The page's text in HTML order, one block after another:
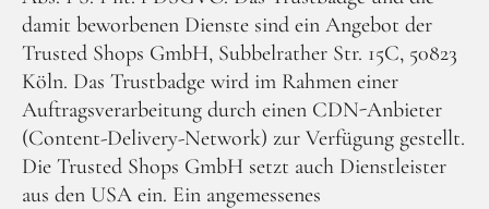
damit beworbenen Dienste sind ein Angebot der
Trusted Shops GmbH, Subbelrather Str. 15C, 50823
Köln. Das Trustbadge wird im Rahmen einer
Auftragsverarbeitung durch einen CDN-Anbieter
(Content-Delivery-Network) zur Verfügung gestellt.
Die Trusted Shops GmbH setzt auch Dienstleister
aus den USA ein. Ein angemessenes